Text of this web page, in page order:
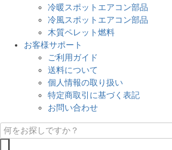
冷暖スポットエアコン部品
冷風スポットエアコン部品
木質ペレット燃料
お客様サポート
ご利用ガイド
送料について
個人情報の取り扱い
特定商取引に基づく表記
お問い合わせ